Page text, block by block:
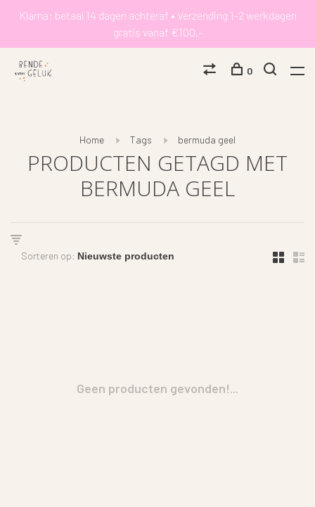
Klarna: betaal 14 dagen achteraf • Verzending 1-2 werkdagen
gratis vanaf €100,-
0
Home Tags bermuda geel
PRODUCTEN GETAGD MET
BERMUDA GEEL
Sorteren op:
Geen producten gevonden!...